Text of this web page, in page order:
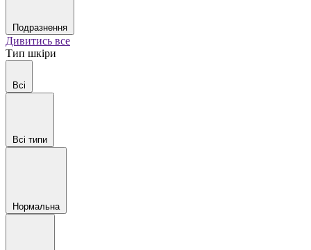
Подразнення
Дивитись все
Тип шкіри
Всі
Всі типи
Нормальна